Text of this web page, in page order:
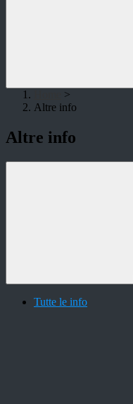
>
Altre info
Altre info
Tutte le info